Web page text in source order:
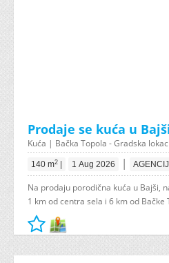
Prodaje se kuća u
Kuća | Bačka Topola - Gradska
140 m2 1 Aug 2026 |
Na prodaju porodična kuća u Bajši,
1 km od centra sela i 6 km od Bačke